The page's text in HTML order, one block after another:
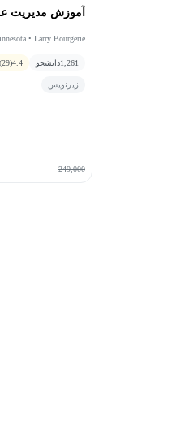
آموزش مدیریت
• Larry Bourgerie
1,261دانشجو 4.4
(29)
زیرنویس
249,000